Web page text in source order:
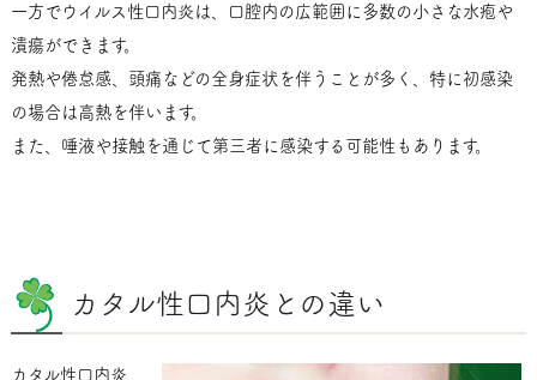
一方でウイルス性口内炎は、口腔内の広範囲に多数の小さな水疱や
潰瘍ができます。
発熱や倦怠感、頭痛などの全身症状を伴うことが多く、特に初感染
の場合は高熱を伴います。
また、唾液や接触を通じて第三者に感染する可能性もあります。
カタル性口内炎との違い
カタル性口内炎